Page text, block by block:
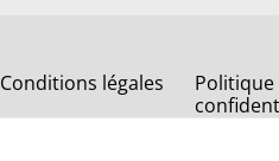
Conditions légales
Politique